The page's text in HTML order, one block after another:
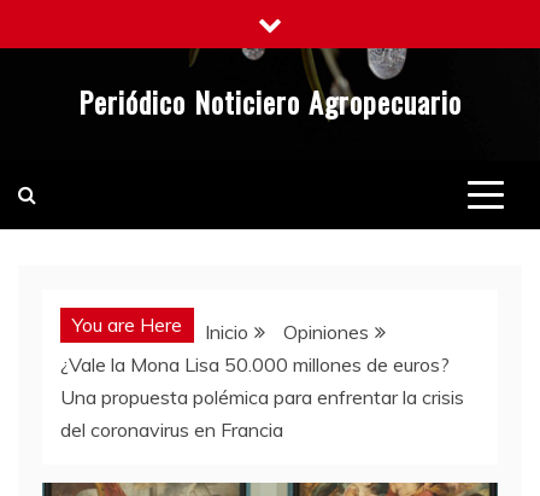
al
Periódico Noticiero Agropecuario
You are Here Inicio
Opiniones
¿Vale la Mona Lisa 50.000 millones de euros?
Una propuesta polémica para enfrentar la crisis
del coronavirus en Francia